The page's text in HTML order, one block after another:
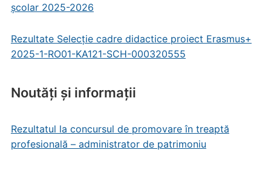
școlar 2025-2026
Rezultate Selecție cadre didactice proiect Erasmus+
2025-1-RO01-KA121-SCH-000320555
Noutăți și informații
Rezultatul la concursul de promovare în treaptă
profesională – administrator de patrimoniu